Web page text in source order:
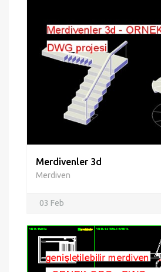
Merdivenler 3d
Merdiven
03 Feb